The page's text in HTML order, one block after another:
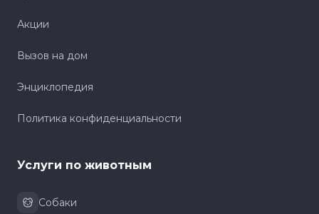
Акции
Вызов на дом
Энциклопедия
Политика конфиденциальности
Услуги по животным
Собаки